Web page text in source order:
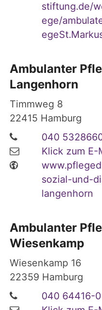
stiftung.de/
ege/
Ambulanter
Langenhorn
Timmweg 8
22415 Hamburg
040
Klick zum E-
sozial-und-
langenhorn
Ambulanter
Wiesenkamp
Wiesenkamp 16
22359 Hamburg
040 64416-0